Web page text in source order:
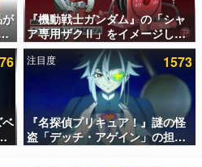
以上！ ページビュー数万以上！ などな
まれた、電ファミ渾身の“殿堂入り”記
。
が
『機動戦士ガンダム』の「シャ
ア専用ザクⅡ」をイメージした
散水ホースリールが予約開始。
本体にはシャアのパーソナルマ
ークやジオン公国軍のエンブレ
ム、型式番号などを配置
ベ
注目度 1573
『名探偵プリキュア！』謎の怪
盗「デッチ・アゲイン」の担当
キャストは天﨑滉平さんと判